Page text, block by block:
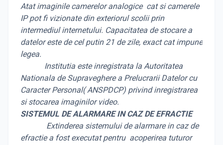
Atat imaginile camerelor analogice cat si camerele
IP pot fi vizionate din exteriorul scolii prin
intermediul internetului. Capacitatea de stocare a
datelor este de cel putin 21 de zile, exact cat impune
legea.
Institutia este inregistrata la Autoritatea
Nationala de Supraveghere a Prelucrarii Datelor cu
Caracter Personal( ANSPDCP) privind inregistrarea
si stocarea imaginilor video.
SISTEMUL DE ALARMARE IN CAZ DE EFRACTIE
Extinderea sistemului de alarmare in caz de
efractie a fost executat pentru acoperirea tuturor